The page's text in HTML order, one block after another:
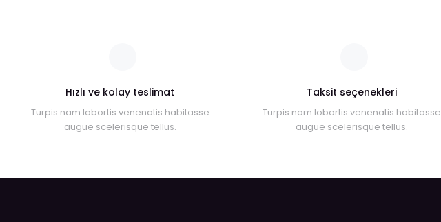
Hızlı ve kolay teslimat
Turpis nam lobortis venenatis habitasse
augue scelerisque tellus.
Taksit seçenekleri
Turpis nam lobortis venenatis habitasse
augue scelerisque tellus.